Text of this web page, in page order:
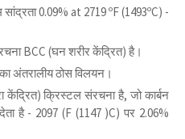
0.09% at 2719 ºF (1493ºC) -
BCC (घन शरीर केंद्रित) है।
अंतरालीय ठोस विलयन।
क्रिस्टल संरचना है, जो कार्बन
है - 2097 (F (1147 )C) पर 2.06%